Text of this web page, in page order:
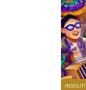
INSOLITI